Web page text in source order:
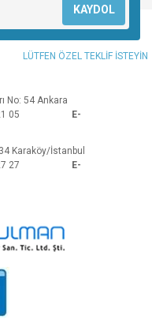
KAYDOL
LÜTFEN ÖZEL TEKLİF İSTEYİN
Bulvarı No: 54 Ankara
21 05
E-
No:34 Karaköy/İstanbul
27 27
E-